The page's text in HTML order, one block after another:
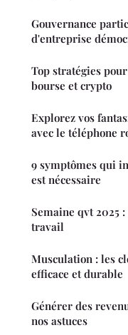
Gouvernance
d'entreprise
Top stratégies
bourse et crypto
Explorez vos
avec le téléphone
9 symptômes qui
est nécessaire
Semaine qvt 2025
travail
Musculation : les
efficace et durable
Générer des
nos astuces